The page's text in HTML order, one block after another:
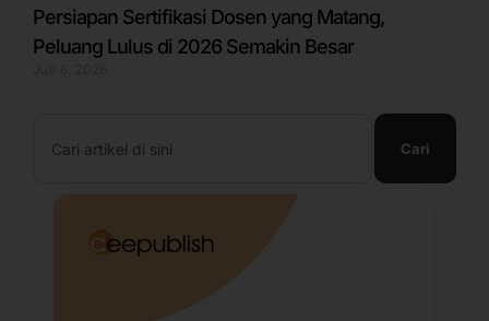
Persiapan Sertifikasi Dosen yang Matang,
Peluang Lulus di 2026 Semakin Besar
Cari